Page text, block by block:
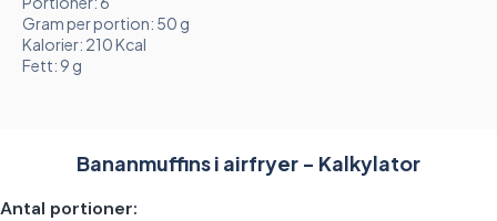
Gram per portion: 50 g
Kalorier: 210 Kcal
Fett: 9 g
Bananmuffins i airfryer - Kalkylator
Antal portioner: